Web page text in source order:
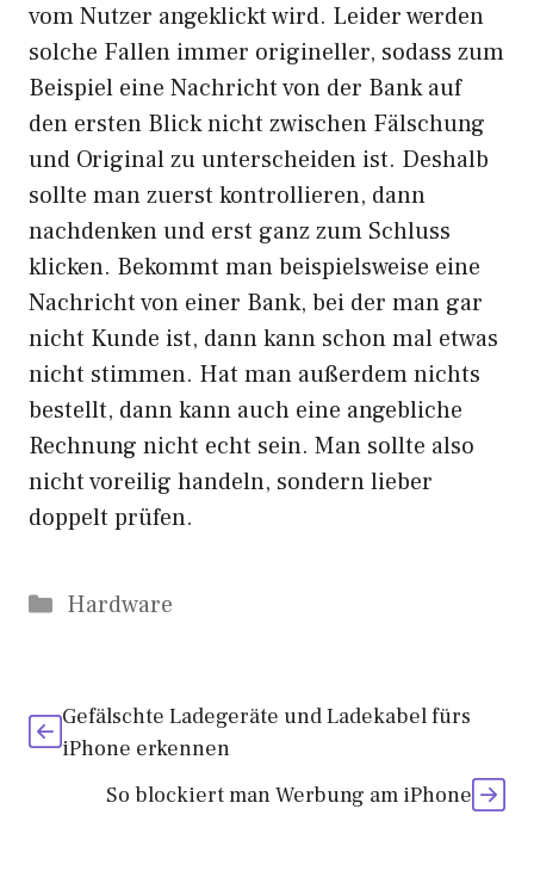
vom Nutzer angeklickt wird. Leider werden
solche Fallen immer origineller, sodass zum
Beispiel eine Nachricht von der Bank auf
den ersten Blick nicht zwischen Fälschung
und Original zu unterscheiden ist. Deshalb
sollte man zuerst kontrollieren, dann
nachdenken und erst ganz zum Schluss
klicken. Bekommt man beispielsweise eine
Nachricht von einer Bank, bei der man gar
nicht Kunde ist, dann kann schon mal etwas
nicht stimmen. Hat man außerdem nichts
bestellt, dann kann auch eine angebliche
Rechnung nicht echt sein. Man sollte also
nicht voreilig handeln, sondern lieber
doppelt prüfen.
Kategorien
Hardware
Gefälschte Ladegeräte und Ladekabel fürs
iPhone erkennen
So blockiert man Werbung am iPhone